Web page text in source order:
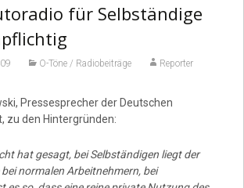
für Selbständige
O-Töne / Radiobeiträge Reporter
Pressesprecher der Deutschen
zu den Hintergründen:
hat gesagt, bei Selbständigen liegt der
normalen Arbeitnehmern, bei